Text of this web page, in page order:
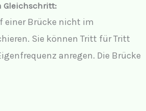
Gleichschritt:
einer Brücke nicht im
Sie können Tritt für Tritt
anregen. Die Brücke